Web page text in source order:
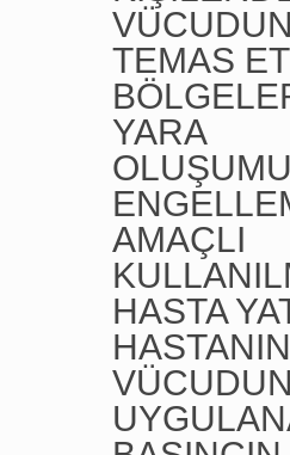
TEMAS
YARA
AMAÇLI
HASTA
HASTANIN